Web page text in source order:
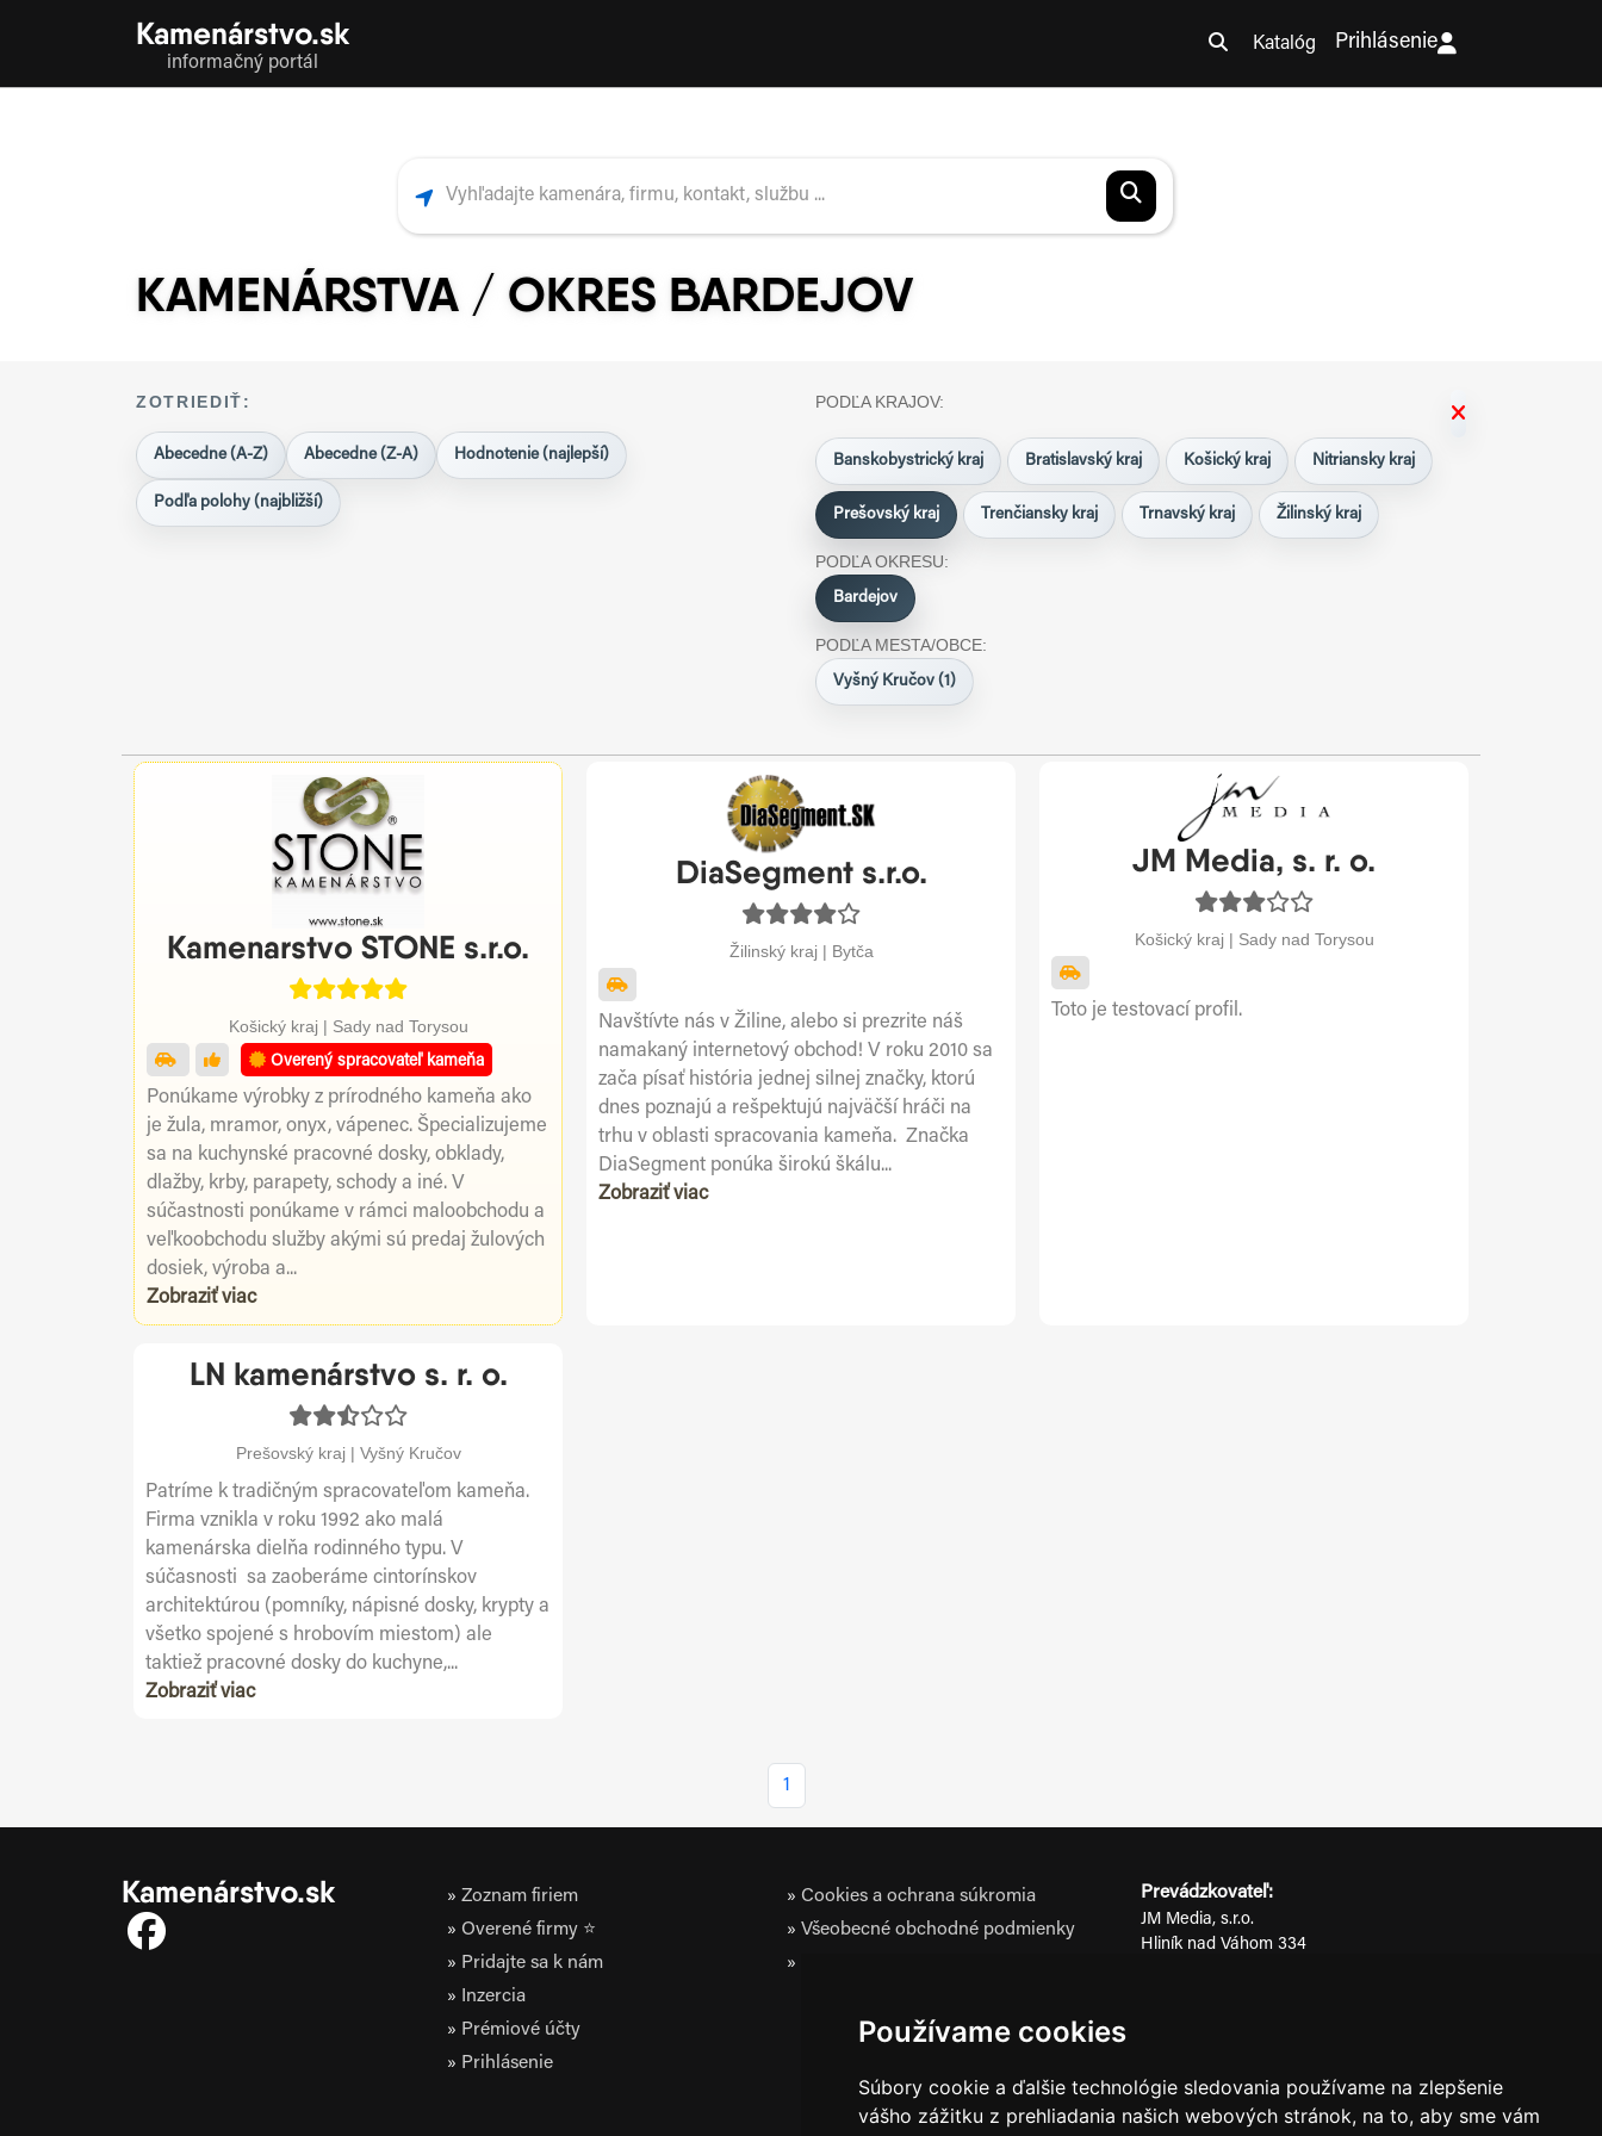
Používame cookies
Súbory cookie a ďalšie technológie sledovania používame na zlepšenie
vášho zážitku z prehliadania našich webových stránok, na to, aby sme vám
Kamenárstvo.sk
informačný portál
Katalóg Prihlásenie
KAMENÁRSTVA / OKRES BARDEJOV
ZOTRIEDIŤ:
Abecedne (A-Z) Abecedne (Z-A) Hodnotenie (najlepší)
Podľa polohy (najbližší)
PODĽA KRAJOV:
Banskobystrický kraj Bratislavský kraj Košický kraj Nitriansky kraj
Prešovský kraj Trenčiansky kraj Trnavský kraj Žilinský kraj
PODĽA OKRESU:
Bardejov
PODĽA MESTA/OBCE:
Vyšný Kručov (1)
Kamenarstvo STONE s.r.o.
Košický kraj | Sady nad Torysou
Overený spracovateľ kameňa
Ponúkame výrobky z prírodného kameňa ako
je žula, mramor, onyx, vápenec. Špecializujeme
sa na kuchynské pracovné dosky, obklady,
dlažby, krby, parapety, schody a iné. V
súčastnosti ponúkame v rámci maloobchodu a
veľkoobchodu služby akými sú predaj žulových
dosiek, výroba a...
Zobraziť viac
DiaSegment s.r.o.
Žilinský kraj | Bytča
Navštívte nás v Žiline, alebo si prezrite náš
namakaný internetový obchod! V roku 2010 sa
zača písať história jednej silnej značky, ktorú
dnes poznajú a rešpektujú najväčší hráči na
trhu v oblasti spracovania kameňa. Značka
DiaSegment ponúka širokú škálu...
Zobraziť viac
JM Media, s. r. o.
Košický kraj | Sady nad Torysou
Toto je testovací profil.
LN kamenárstvo s. r. o.
Prešovský kraj | Vyšný Kručov
Patríme k tradičným spracovateľom kameňa.
Firma vznikla v roku 1992 ako malá
kamenárska dielňa rodinného typu. V
súčasnosti sa zaoberáme cintorínskov
architektúrou (pomníky, nápisné dosky, krypty a
všetko spojené s hrobovím miestom) ale
taktiež pracovné dosky do kuchyne,...
Zobraziť viac
1
Kamenárstvo.sk
Zoznam firiem
Overené firmy ⭐
Pridajte sa k nám
Inzercia
Prémiové účty
Prihlásenie
Cookies a ochrana súkromia
Všeobecné obchodné podmienky
Prevádzkovateľ:
JM Media, s.r.o.
Hliník nad Váhom 334
0911 955 646